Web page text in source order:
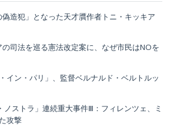
偽造犯」となった天才贋作者トニ・キッキア
の司法を巡る憲法改定案に、なぜ市民はNOを
イン・パリ」、監督ベルナルド・ベルトルッ
ストラ」連続重大事件Ⅲ：フィレンツェ、ミ
攻撃